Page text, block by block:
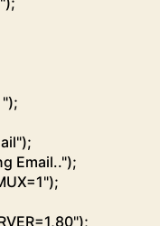
");
);
Email..");
);
);